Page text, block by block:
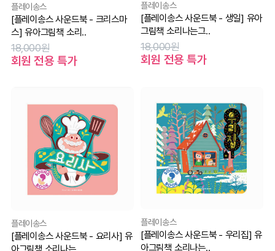
플레이송스
[플레이송스 사운드북 - 크리스마
스] 유아그림책 소리..
18,000원
회원 전용 특가
플레이송스
[플레이송스 사운드북 - 생일] 유아
그림책 소리나는그..
18,000원
회원 전용 특가
플레이송스
[플레이송스 사운드북 - 요리사] 유
플레이송스
[플레이송스 사운드북 - 우리집] 유
아그림책 소리나는..